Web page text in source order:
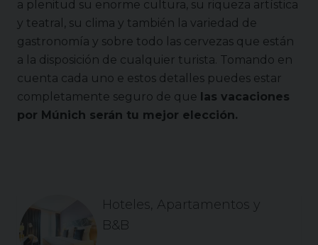
a plenitud su enorme cultura, su riqueza artística
y teatral, su clima y también la variedad de
gastronomía y sobre todo las cervezas que están
a la disposición de cualquier turista. Tomando en
cuenta cada uno e estos detalles puedes estar
completamente seguro de que las vacaciones
por Múnich serán tu mejor elección.
Primary
Sidebar
Hoteles, Apartamentos y
B&B
Secondary
Sidebar